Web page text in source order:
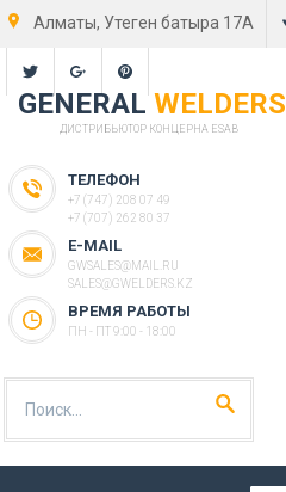
Алматы, Утеген батыра 17А
GENERALWELDERS
ДИСТРИБЬЮТОР КОНЦЕРНА ESAB
ТЕЛЕФОН
+7 (747) 208 07 49
+7 (707) 262 80 37
E-MAIL
GWSALES@MAIL.RU
SALES@GWELDERS.KZ
ВРЕМЯ РАБОТЫ
ПН - ПТ 9:00 - 18:00